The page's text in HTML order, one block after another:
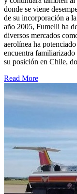
donde se viene
de su incorporación a
año 2005, Fumelli ha
diversos mercados
aerolínea ha
encuentra
su posición en Chile,
Read More